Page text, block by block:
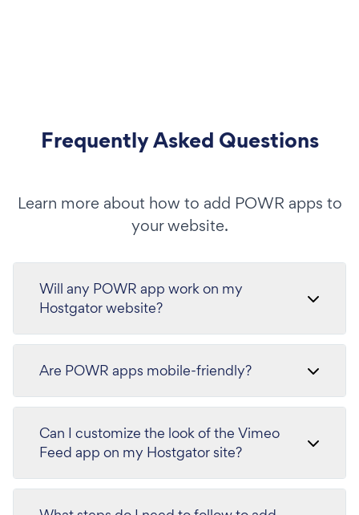
Frequently Asked Questions
Learn more about how to add POWR apps to
your website.
Will any POWR app work on my
Hostgator website?
Are POWR apps mobile-friendly?
Can I customize the look of the Vimeo
Feed app on my Hostgator site?